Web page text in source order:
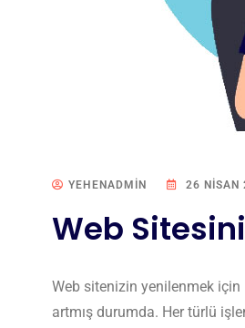
YEHENADMIN 26 NISAN
Web
Web sitenizin yenilenmek
artmış durumda. Her türlü